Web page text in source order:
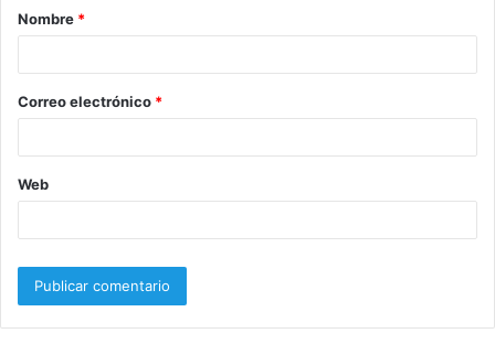
r
*
Nombre *
Correo electrónico *
Web